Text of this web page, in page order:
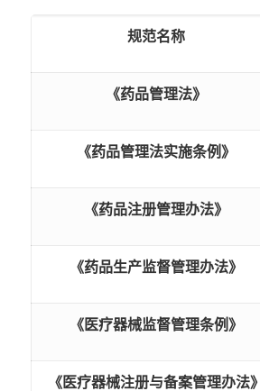
规范名称
《药品管理法》
《药品管理法实施条例》
《药品注册管理办法》
《药品生产监督管理办法》
《医疗器械监督管理条例》
《医疗器械注册与备案管理办法》